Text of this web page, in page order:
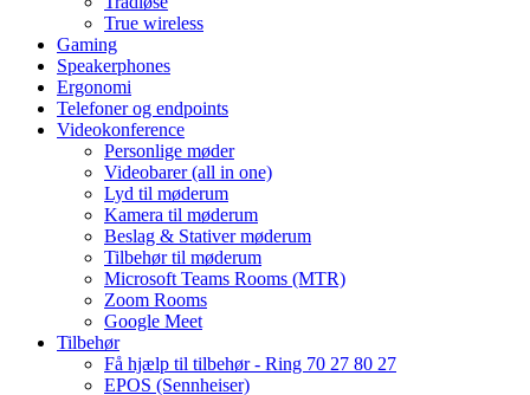
True wireless
Gaming
Speakerphones
Ergonomi
Telefoner og endpoints
Videokonference
Personlige møder
Videobarer (all in one)
Lyd til møderum
Kamera til møderum
Beslag & Stativer møderum
Tilbehør til møderum
Microsoft Teams Rooms (MTR)
Zoom Rooms
Google Meet
Tilbehør
Få hjælp til tilbehør - Ring 70 27 80 27
EPOS (Sennheiser)